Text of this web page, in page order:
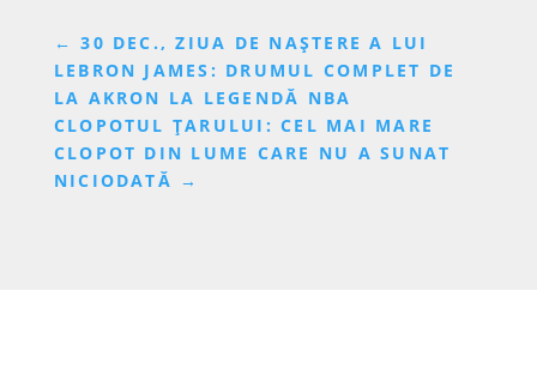
←30 DEC., ZIUA DE NAȘTERE A LUI
LEBRON JAMES: DRUMUL COMPLET DE
LA AKRON LA LEGENDĂ NBA
CLOPOTUL ȚARULUI: CEL MAI MARE
CLOPOT DIN LUME CARE NU A SUNAT
NICIODATĂ →